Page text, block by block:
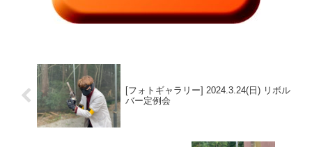
[フォトギャラリー] 2024.3.24(日) リボル
バー定例会